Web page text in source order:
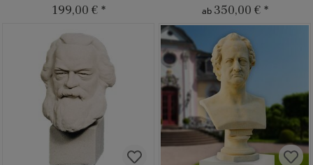
199,00 € * ab 350,00 € *